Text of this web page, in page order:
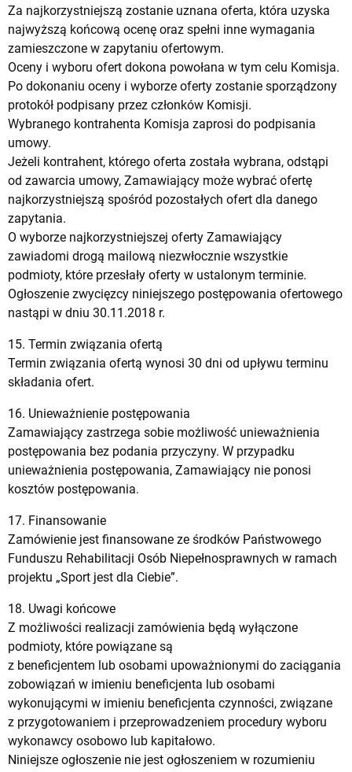
Za najkorzystniejszą zostanie uznana oferta, która uzyska
najwyższą końcową ocenę oraz spełni inne wymagania
zamieszczone w zapytaniu ofertowym.
Oceny i wyboru ofert dokona powołana w tym celu Komisja.
Po dokonaniu oceny i wyborze oferty zostanie sporządzony
protokół podpisany przez członków Komisji.
Wybranego kontrahenta Komisja zaprosi do podpisania
umowy.
Jeżeli kontrahent, którego oferta została wybrana, odstąpi
od zawarcia umowy, Zamawiający może wybrać ofertę
najkorzystniejszą spośród pozostałych ofert dla danego
zapytania.
O wyborze najkorzystniejszej oferty Zamawiający
zawiadomi drogą mailową niezwłocznie wszystkie
podmioty, które przesłały oferty w ustalonym terminie.
Ogłoszenie zwycięzcy niniejszego postępowania ofertowego
nastąpi w dniu 30.11.2018 r.
15. Termin związania ofertą
Termin związania ofertą wynosi 30 dni od upływu terminu
składania ofert.
16. Unieważnienie postępowania
Zamawiający zastrzega sobie możliwość unieważnienia
postępowania bez podania przyczyny. W przypadku
unieważnienia postępowania, Zamawiający nie ponosi
kosztów postępowania.
17. Finansowanie
Zamówienie jest finansowane ze środków Państwowego
Funduszu Rehabilitacji Osób Niepełnosprawnych w ramach
projektu „Sport jest dla Ciebie”.
18. Uwagi końcowe
Z możliwości realizacji zamówienia będą wyłączone
podmioty, które powiązane są
z beneficjentem lub osobami upoważnionymi do zaciągania
zobowiązań w imieniu beneficjenta lub osobami
wykonującymi w imieniu beneficjenta czynności, związane
z przygotowaniem i przeprowadzeniem procedury wyboru
wykonawcy osobowo lub kapitałowo.
Niniejsze ogłoszenie nie jest ogłoszeniem w rozumieniu